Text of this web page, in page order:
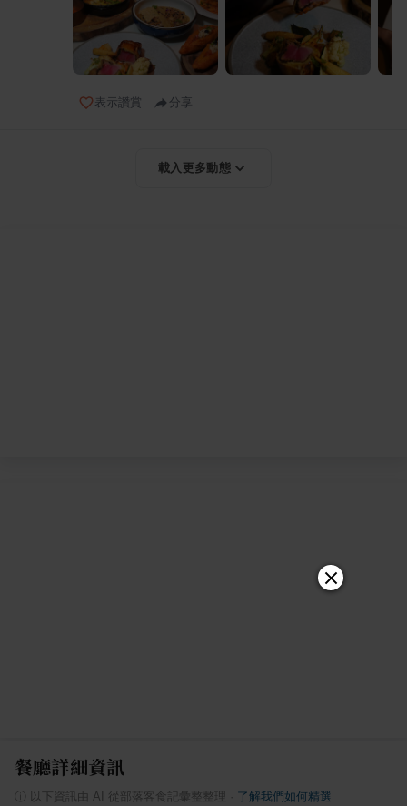
表示讚賞 分享
載入更多動態
餐廳詳細資訊
ⓘ 以下資訊由 AI 從部落客食記彙整整理 了解我們如何精選